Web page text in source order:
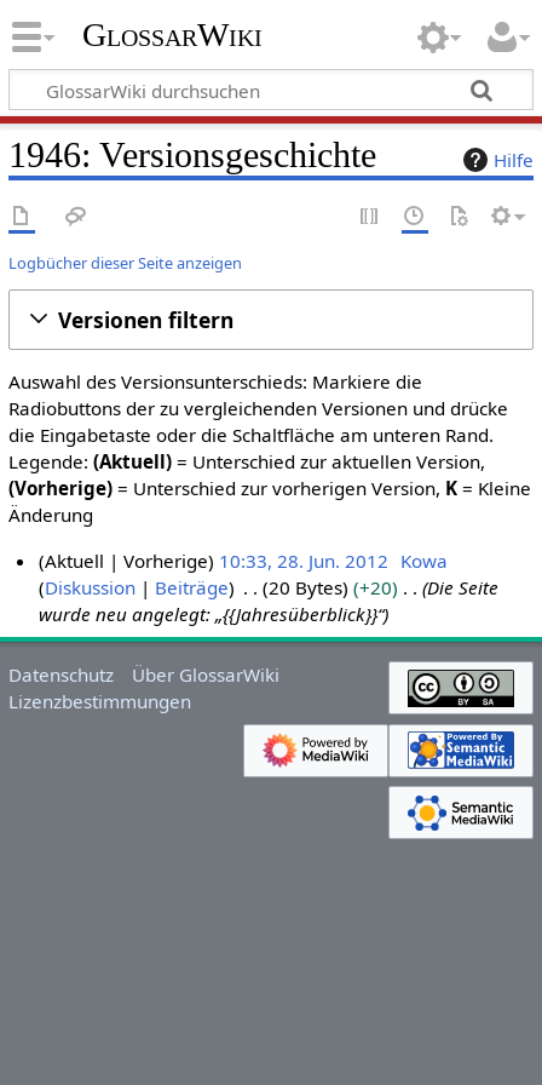
GlossarWiki
Hilfe
1946: Versionsgeschichte
Logbücher dieser Seite anzeigen
Versionen filtern
Auswahl des Versionsunterschieds: Markiere die
Radiobuttons der zu vergleichenden Versionen und drücke
die Eingabetaste oder die Schaltfläche am unteren Rand.
Legende: (Aktuell)= Unterschied zur aktuellen Version,
(Vorherige)= Unterschied zur vorherigen Version, K= Kleine
Änderung
.
J
u
Aktuell Vorherige 10:33, 28. Jun. 2012 Kowa
Diskussion
Beiträge 20 Bytes +20
Die Seite
wurde neu angelegt: „{{Jahresüberblick}}“
Datenschutz
Über GlossarWiki
Lizenzbestimmungen